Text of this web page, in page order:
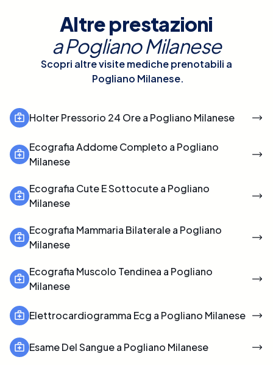
Altre prestazioni
aPogliano Milanese
Scopri altre visite mediche prenotabili a
Pogliano Milanese.
Holter Pressorio 24 Ore a Pogliano Milanese
Ecografia Addome Completo a Pogliano
Milanese
Ecografia Cute E Sottocute a Pogliano
Milanese
Ecografia Mammaria Bilaterale a Pogliano
Milanese
Ecografia Muscolo Tendinea a Pogliano
Milanese
Elettrocardiogramma Ecg a Pogliano Milanese
Esame Del Sangue a Pogliano Milanese